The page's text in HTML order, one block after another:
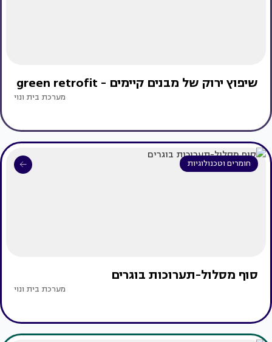
שיפוץ ירוק של מבנים קיימים - green retrofit
מערכת בית ונוי
חומרים וטכנולוגיות
סוף מסלול-תערוכות בוגרים
מערכת בית ונוי